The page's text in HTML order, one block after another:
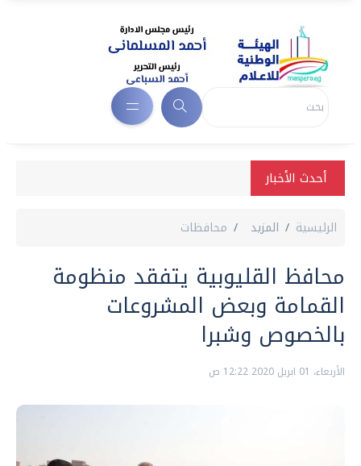
أحدث الأخبار
الرئيسية المزيد محافظات
محافظ القليوبية يتفقد منظومة
القمامة وبعض المشروعات
بالخصوص وشبرا‎
الأربعاء، 01 ابريل 2020 12:22 ص